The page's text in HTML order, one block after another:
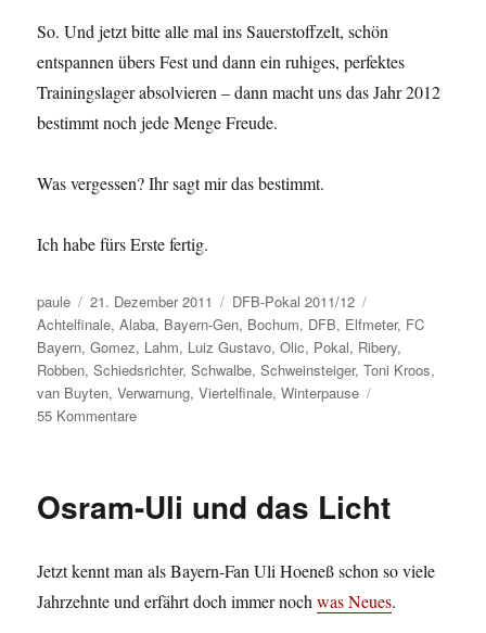
So. Und jetzt bitte alle mal ins Sauerstoffzelt, schön
entspannen übers Fest und dann ein ruhiges, perfektes
Trainingslager absolvieren – dann macht uns das Jahr 2012
bestimmt noch jede Menge Freude.
Was vergessen? Ihr sagt mir das bestimmt.
Ich habe fürs Erste fertig.
Autor
paule
Veröffentlicht
am
21. Dezember 2011 Kategorien
DFB-Pokal 2011/12
Achtelfinale,Alaba, Bayern-Gen, Bochum, DFB, Elfmeter, FC
Bayern,Gomez, Lahm, Luiz Gustavo,Olic, Pokal, Ribery,
Robben,Schiedsrichter,Schwalbe,Schweinsteiger,Toni Kroos,
van Buyten,Verwarnung,Viertelfinale,Winterpause
55 Kommentarezu
90
mindestens
oder
Osram-Uli und das Licht
Jetzt kennt man als Bayern-Fan Uli Hoeneß schon so viele
Jahrzehnte und erfährt doch immer nochwas Neues.